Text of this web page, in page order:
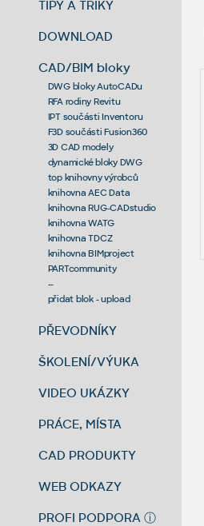
TIPY A TRIKY
DOWNLOAD
CAD/BIM bloky
DWG bloky AutoCADu
RFA rodiny Revitu
IPT součásti Inventoru
F3D součásti Fusion360
3D CAD modely
dynamické bloky DWG
top knihovny výrobců
knihovna AEC Data
knihovna RUG-CADstudio
knihovna WATG
knihovna TDCZ
knihovna BIMproject
PARTcommunity
--
přidat blok - upload
PŘEVODNÍKY
ŠKOLENÍ/VÝUKA
VIDEO UKÁZKY
PRÁCE, MÍSTA
CAD PRODUKTY
WEB ODKAZY
PROFI PODPORA ⓘ